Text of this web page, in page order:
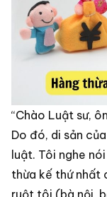
“Chào Luật sư,
Do đó, di sản
luật. Tôi nghe
thừa kế thứ nhất
ruột tôi (bà nội,